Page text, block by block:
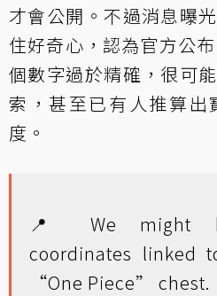
才會公開。不過消息曝
住好奇心，認為官方公
個數字過於精確，很可
索，甚至已有人推算出
度。
📍 We might
coordinates linked
“One Piece” chest.